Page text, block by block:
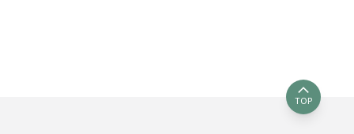
TOP